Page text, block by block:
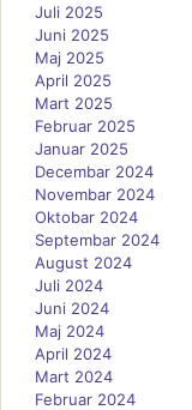
Juli 2025
Juni 2025
Maj 2025
April 2025
Mart 2025
Februar 2025
Januar 2025
Decembar 2024
Novembar 2024
Oktobar 2024
Septembar 2024
August 2024
Juli 2024
Juni 2024
Maj 2024
April 2024
Mart 2024
Februar 2024